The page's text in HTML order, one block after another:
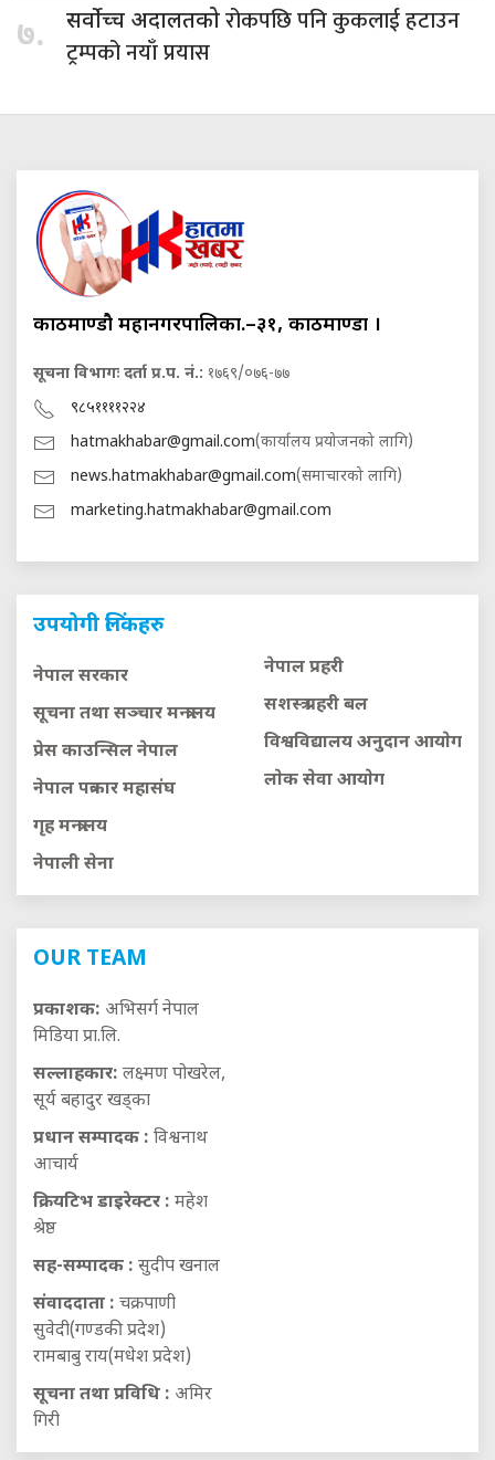
७. सर्वोच्च अदालतकोरोकपछि पनि कुकलाई हटाउन
ट्रम्पको नयाँ प्रयास
काठमाण्डौ महानगरपालिका.–३१, काठमाण्डौं ।
सूचना विभागः दर्ता प्र.प. नं.: १७६९/०७६-७७
९८५११११२२४
hatmakhabar@gmail.com(कार्यालय प्रयोजनको लागि)
news.hatmakhabar@gmail.com(समाचारको लागि)
marketing.hatmakhabar@gmail.com
उपयोगी लिंकहरु
नेपाल सरकार
सूचना तथा सञ्चार मन्त्रालय
प्रेस काउन्सिल नेपाल
नेपाल पत्रकार महासंघ
गृह मन्त्रालय
नेपाली सेना
नेपाल प्रहरी
सशस्त्र प्रहरी बल
विश्वविद्यालय अनुदान आयाेग
लाेक सेवा आयाेग
OUR TEAM
प्रकाशक: अभिसर्ग नेपाल
मिडिया प्रा.लि.
सल्लाहकार: लक्ष्मण पोखरेल,
सूर्य बहादुर खड्का
प्रधान सम्पादक : विश्वनाथ
आचार्य
क्रियटिभ डाइरेक्टर : महेश
श्रेष्ठ
सह-सम्पादक : सुदीप खनाल
संवाददाता : चक्रपाणी
सुवेदी(गण्डकी प्रदेश)
रामबाबु राय(मधेश प्रदेश)
सूचना तथा प्रविधि : अमिर
गिरी